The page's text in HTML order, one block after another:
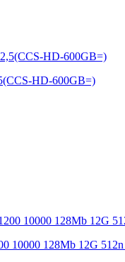
HD-600GB=)
10000 128Mb 12G